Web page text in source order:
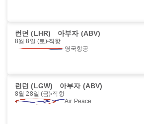
런던 (LHR) 아부자 (ABV)
8월 8일 (토) 직항
영국항공
런던 (LGW) 아부자 (ABV)
8월 28일 (금) 직항
Air Peace